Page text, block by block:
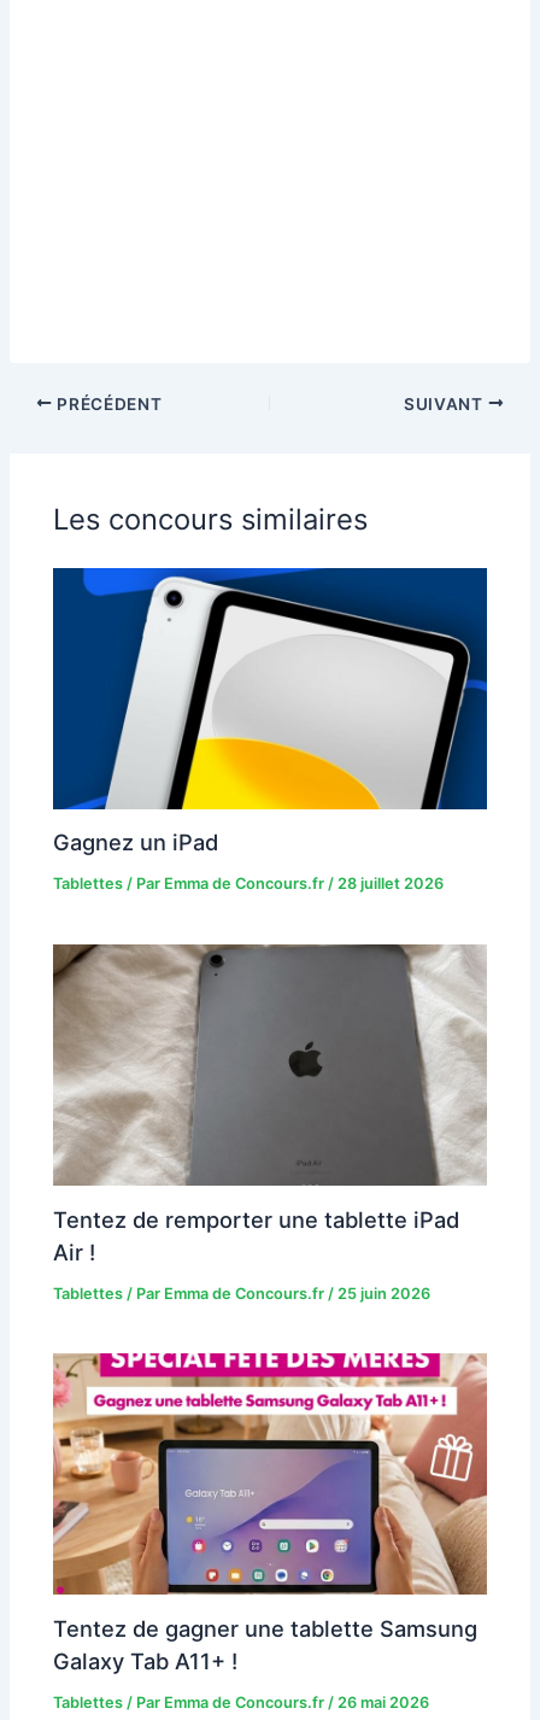
PRÉCÉDENT SUIVANT
Les concours similaires
Gagnez un iPad
Tablettes / Par Emma de Concours.fr/28 juillet 2026
Tentez de remporter une tablette iPad
Air !
Tablettes / Par Emma de Concours.fr / 25 juin 2026
Tentez de gagner une tablette Samsung
Galaxy Tab A11+ !
Tablettes / Par Emma de Concours.fr / 26 mai 2026